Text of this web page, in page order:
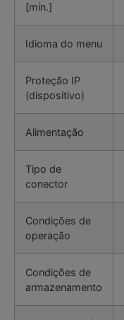
[mín.]
Idioma do menu
Proteção IP
(dispositivo)
Alimentação
Tipo de
conector
Condições de
operação
Condições de
armazenamento